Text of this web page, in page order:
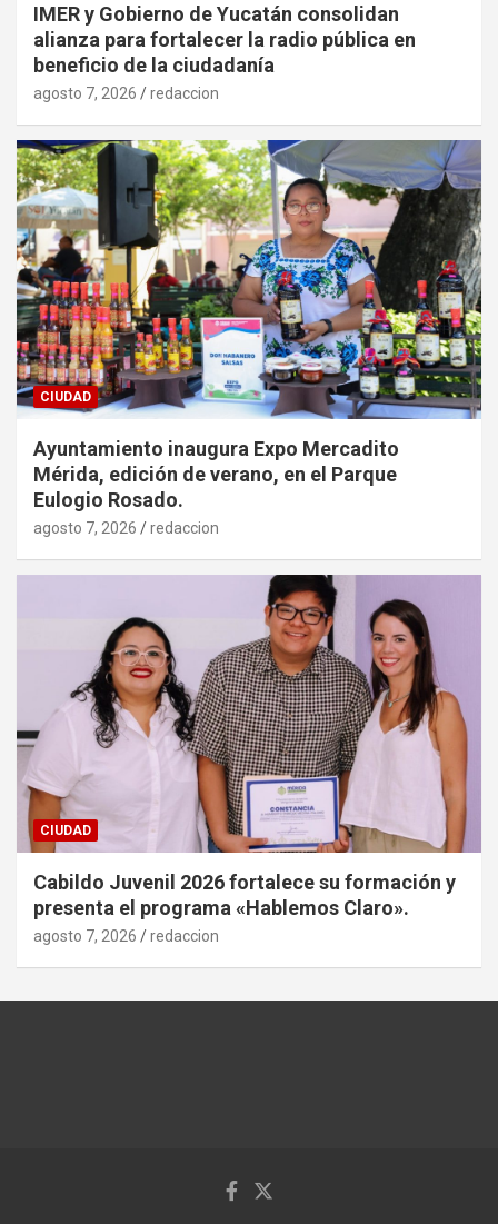
IMER y Gobierno de Yucatán consolidan
alianza para fortalecer la radio pública en
beneficio de la ciudadanía
agosto 7, 2026 redaccion
CIUDAD
Ayuntamiento inaugura Expo Mercadito
Mérida, edición de verano, en el Parque
Eulogio Rosado.
agosto 7, 2026 redaccion
CIUDAD
Cabildo Juvenil 2026 fortalece su formación y
presenta el programa «Hablemos Claro».
agosto 7, 2026 redaccion